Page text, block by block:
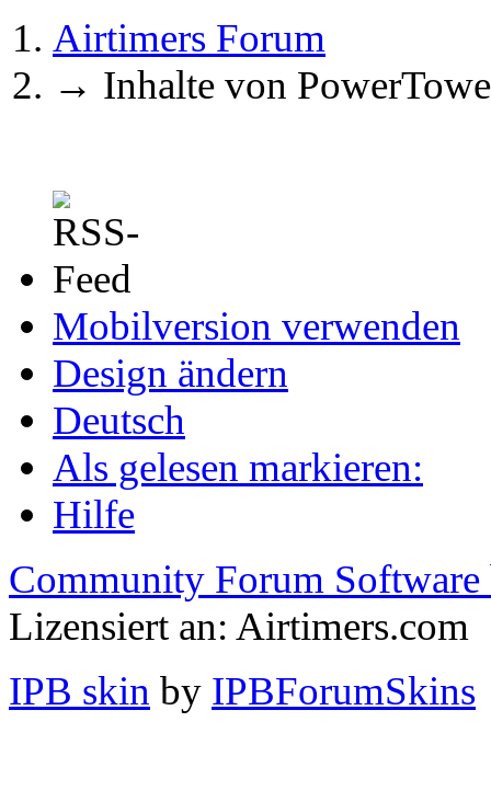
Airtimers Forum
→ Inhalte von
Mobilversion verwenden
Design ändern
Deutsch
Als gelesen markieren:
Hilfe
Community Forum Software
Lizensiert an: Airtimers.com
IPB skin by IPBForumSkins